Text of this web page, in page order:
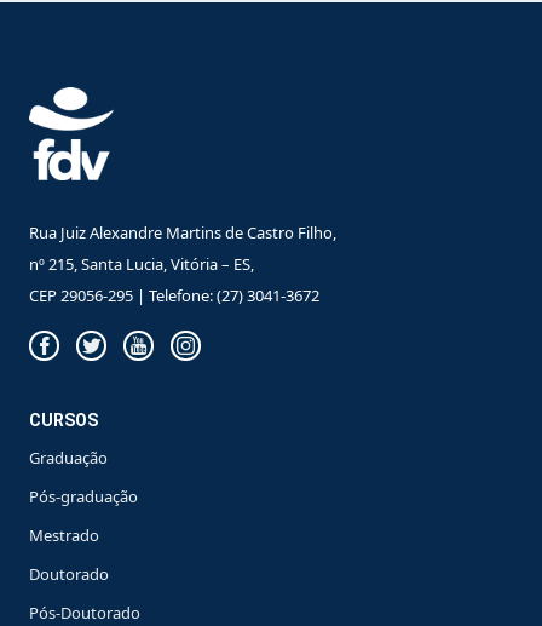
Rua Juiz Alexandre Martins de Castro Filho,
nº 215, Santa Lucia, Vitória – ES,
CEP 29056-295 | Telefone: (27) 3041-3672
CURSOS
Graduação
Pós-graduação
Mestrado
Doutorado
Pós-Doutorado